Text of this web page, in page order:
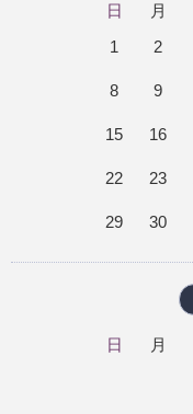
日 月
1
2
8 9
15 16
22 23
29 30
日 月